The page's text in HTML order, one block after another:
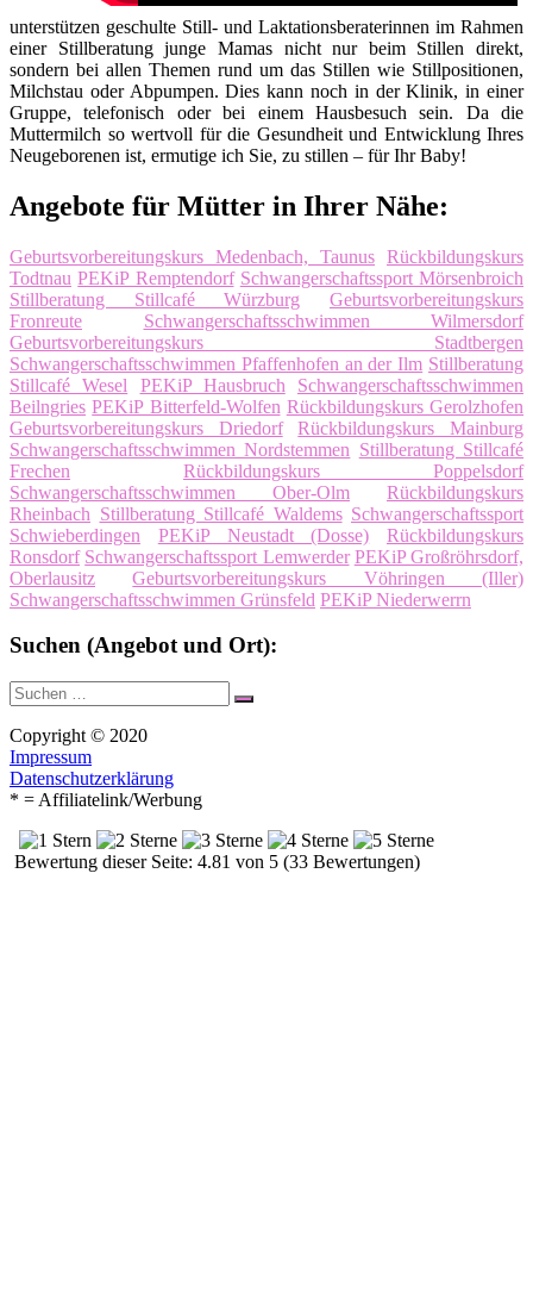
unterstützen geschulte Still- und Laktationsberaterinnen im Rahmen
einer Stillberatung junge Mamas nicht nur beim Stillen direkt,
sondern bei allen Themen rund um das Stillen wie Stillpositionen,
Milchstau oder Abpumpen. Dies kann noch in der Klinik, in einer
Gruppe, telefonisch oder bei einem Hausbesuch sein. Da die
Muttermilch so wertvoll für die Gesundheit und Entwicklung Ihres
Neugeborenen ist, ermutige ich Sie, zu stillen – für Ihr Baby!
Angebote für Mütter in Ihrer Nähe:
Geburtsvorbereitungskurs Medenbach, Taunus Rückbildungskurs
Todtnau PEKiP Remptendorf Schwangerschaftssport Mörsenbroich
Stillberatung Stillcafé Würzburg
Geburtsvorbereitungskurs
Fronreute
Schwangerschaftsschwimmen Wilmersdorf
Geburtsvorbereitungskurs Stadtbergen
Schwangerschaftsschwimmen Pfaffenhofen an der Ilm Stillberatung
Stillcafé Wesel
PEKiP Hausbruch
Schwangerschaftsschwimmen
Beilngries PEKiP Bitterfeld-Wolfen Rückbildungskurs Gerolzhofen
Geburtsvorbereitungskurs Driedorf
Rückbildungskurs Mainburg
Schwangerschaftsschwimmen Nordstemmen Stillberatung Stillcafé
Frechen
Rückbildungskurs Poppelsdorf
Schwangerschaftsschwimmen Ober-Olm
Rückbildungskurs
Rheinbach Stillberatung Stillcafé Waldems Schwangerschaftssport
Schwieberdingen
PEKiP Neustadt (Dosse)
Rückbildungskurs
Ronsdorf Schwangerschaftssport Lemwerder PEKiP Großröhrsdorf,
Oberlausitz
Geburtsvorbereitungskurs Vöhringen (Iller)
Schwangerschaftsschwimmen Grünsfeld PEKiP Niederwerrn
Suchen (Angebot und Ort):
Suche
nach:
Suchen
Copyright © 2020
Impressum
Datenschutzerklärung
* = Affiliatelink/Werbung
Bewertung dieser Seite: 4.81 von 5 (33 Bewertungen)